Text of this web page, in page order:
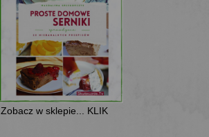
Zobacz w sklepie... KLIK